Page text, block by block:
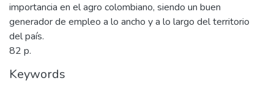
importancia en el agro colombiano, siendo un buen
generador de empleo a lo ancho y a lo largo del territorio
del país.
82 p.
Keywords